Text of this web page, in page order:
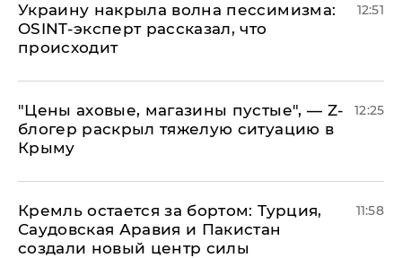
​Украину накрыла волна пессимизма:
OSINT-эксперт рассказал, что
происходит
12:51
​"Цены аховые, магазины пустые", — Z-
блогер раскрыл тяжелую ситуацию в
Крыму
12:25
​Кремль остается за бортом: Турция,
Саудовская Аравия и Пакистан
создали новый центр силы
11:58